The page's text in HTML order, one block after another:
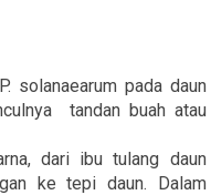
solanaearum pada daun
tandan buah atau
dari ibu tulang daun
ke tepi daun. Dalam